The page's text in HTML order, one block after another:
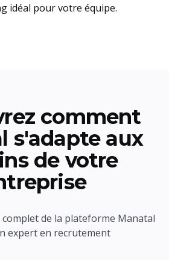
idéal pour votre équipe.
comment
s'adapte aux
de votre
de la plateforme Manatal
expert en recrutement